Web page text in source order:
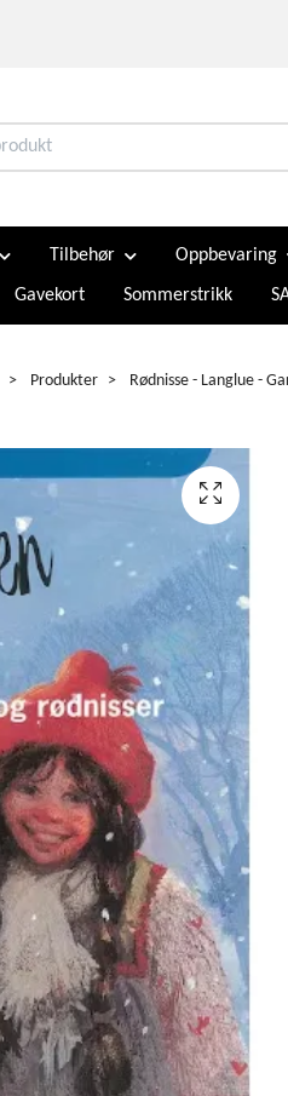
Tilbehør Oppbevaring
Gavekort Sommerstrikk
Produkter Rødnisse - Langlue -